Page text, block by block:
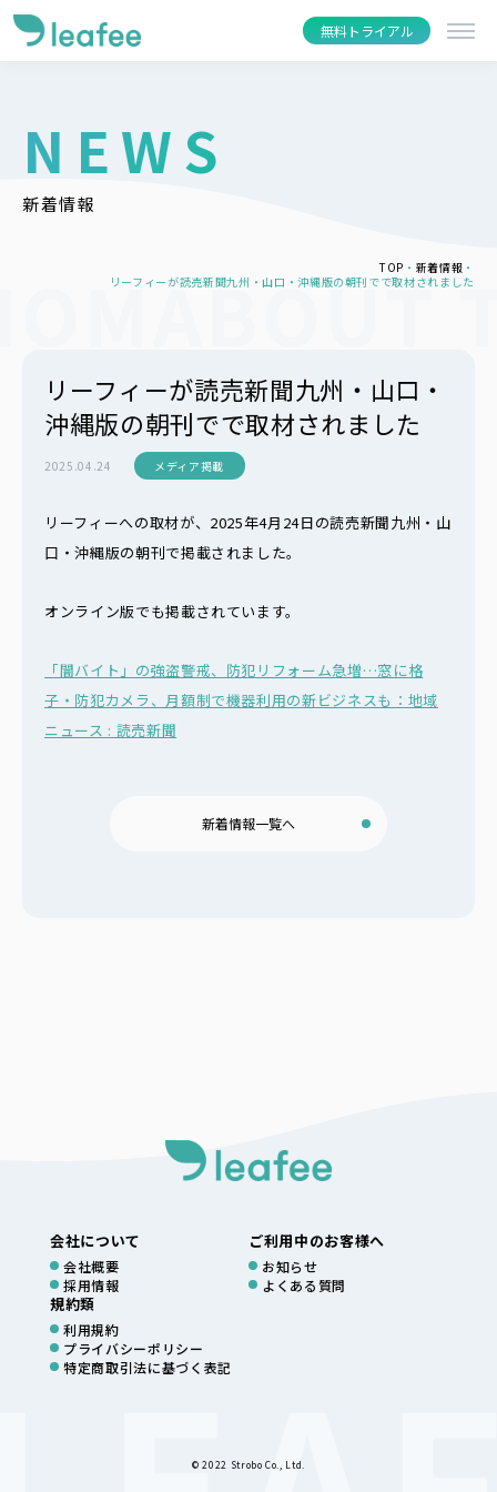
無料トライアル
NEWS
新着情報
TOP
新着情報
リーフィーが読売新聞九州・山口・沖縄版の朝刊でで取材されました
リーフィーが読売新聞九州・山口・
沖縄版の朝刊でで取材されました
2025.04.24 メディア掲載
リーフィーへの取材が、2025年4月24日の読売新聞九州・山
口・沖縄版の朝刊で掲載されました。
オンライン版でも掲載されています。
「闇バイト」の強盗警戒、防犯リフォーム急増…窓に格
子・防犯カメラ、月額制で機器利用の新ビジネスも：地域
ニュース : 読売新聞
新着情報一覧へ
会社について
会社概要
採用情報
ご利用中のお客様へ
お知らせ
よくある質問
規約類
利用規約
プライバシーポリシー
特定商取引法に基づく表記
© 2022 Strobo Co., Ltd.